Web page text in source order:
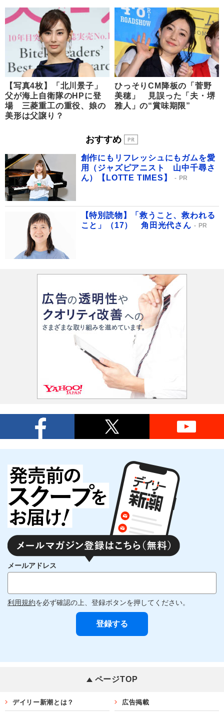
【写真4枚】「北川景子」
父が海上自衛隊のHPに登
場 三菱重工の重役、娘の
美形は父譲り？
ひっそりCM降板の「菅野
美穂」 見誤った「夫・堺
雅人」の“賞味期限”
おすすめ
創作にもリフレッシュにもガムを愛
用（ジャズピアニスト 山中千尋さ
ん）【LOTTE TIMES】
PR
【特別読物】「救うこと、救われる
こと」（17） 角田光代さん
PR
メールアドレス
利用規約を必ず確認の上、登録ボタンを押してください。
ページTOP
デイリー新潮とは？ 広告掲載